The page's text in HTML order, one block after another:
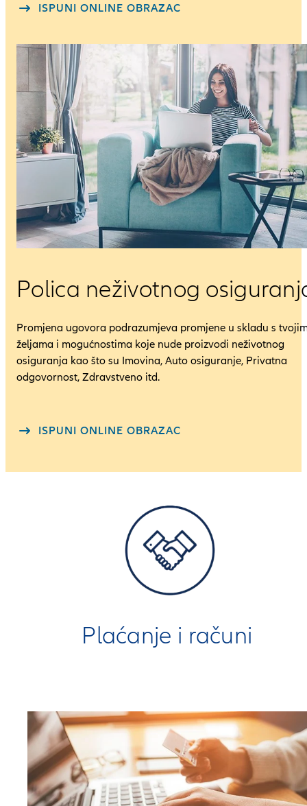
ISPUNI ONLINE OBRAZAC
Polica neživotnog
Promjena ugovora podrazumjeva promjene u skladu s
željama i mogućnostima koje nude proizvodi neživotnog
osiguranja kao što su Imovina, Auto osiguranje, Privatna
odgovornost, Zdravstveno itd.
ISPUNI ONLINE OBRAZAC
Plaćanje i računi